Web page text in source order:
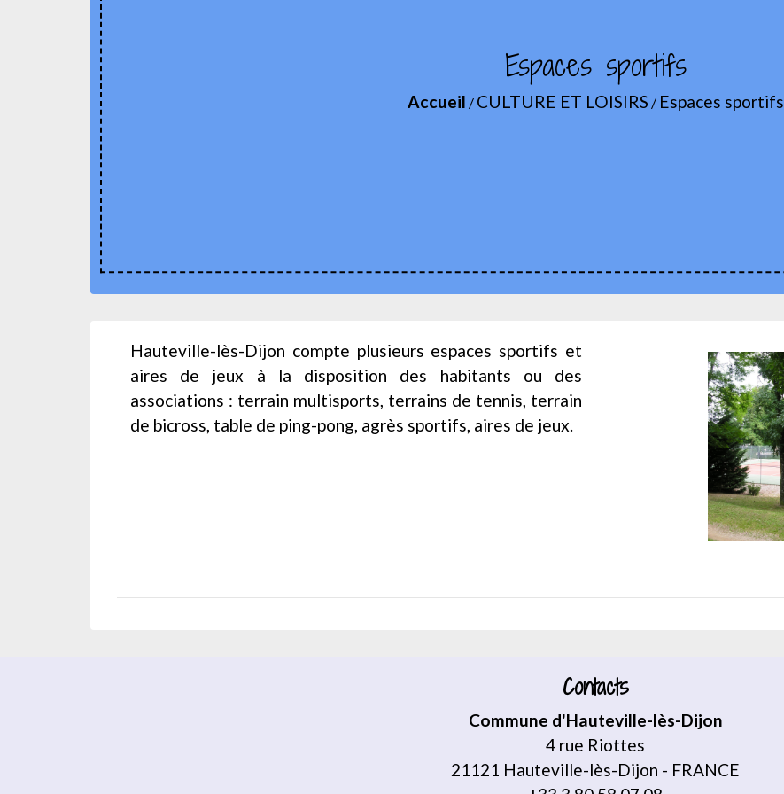
Espaces sportifs
Accueil / CULTURE ET LOISIRS / Espaces sportifs
Hauteville-lès-Dijon compte plusieurs espaces sportifs et
aires de jeux à la disposition des habitants ou des
associations : terrain multisports, terrains de tennis, terrain
de bicross, table de ping-pong, agrès sportifs, aires de jeux.
Contacts
Commune d'Hauteville-lès-Dijon
4 rue Riottes
21121 Hauteville-lès-Dijon - FRANCE